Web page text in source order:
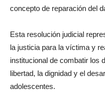
concepto de reparación del
Esta resolución judicial
la justicia para la víctima y
institucional de combatir los
libertad, la dignidad y el
adolescentes.